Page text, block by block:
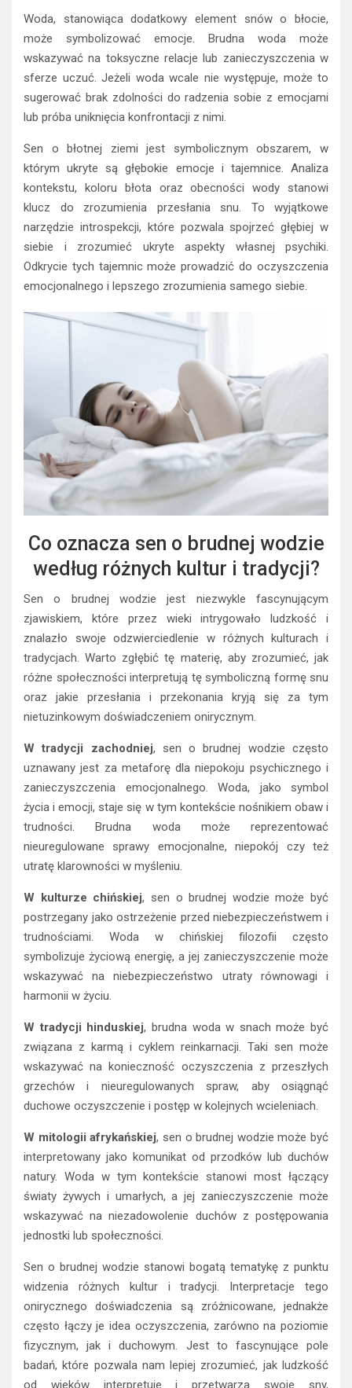
Woda, stanowiąca dodatkowy element snów o błocie,
może symbolizować emocje. Brudna woda może
wskazywać na toksyczne relacje lub zanieczyszczenia w
sferze uczuć. Jeżeli woda wcale nie występuje, może to
sugerować brak zdolności do radzenia sobie z emocjami
lub próba uniknięcia konfrontacji z nimi.
Sen o błotnej ziemi jest symbolicznym obszarem, w
którym ukryte są głębokie emocje i tajemnice. Analiza
kontekstu, koloru błota oraz obecności wody stanowi
klucz do zrozumienia przesłania snu. To wyjątkowe
narzędzie introspekcji, które pozwala spojrzeć głębiej w
siebie i zrozumieć ukryte aspekty własnej psychiki.
Odkrycie tych tajemnic może prowadzić do oczyszczenia
emocjonalnego i lepszego zrozumienia samego siebie.
Co oznacza sen o brudnej wodzie
według różnych kultur i tradycji?
Sen o brudnej wodzie jest niezwykle fascynującym
zjawiskiem, które przez wieki intrygowało ludzkość i
znalazło swoje odzwierciedlenie w różnych kulturach i
tradycjach. Warto zgłębić tę materię, aby zrozumieć, jak
różne społeczności interpretują tę symboliczną formę snu
oraz jakie przesłania i przekonania kryją się za tym
nietuzinkowym doświadczeniem onirycznym.
W tradycji zachodniej, sen o brudnej wodzie często
uznawany jest za metaforę dla niepokoju psychicznego i
zanieczyszczenia emocjonalnego. Woda, jako symbol
życia i emocji, staje się w tym kontekście nośnikiem obaw i
trudności. Brudna woda może reprezentować
nieuregulowane sprawy emocjonalne, niepokój czy też
utratę klarowności w myśleniu.
W kulturze chińskiej, sen o brudnej wodzie może być
postrzegany jako ostrzeżenie przed niebezpieczeństwem i
trudnościami. Woda w chińskiej filozofii często
symbolizuje życiową energię, a jej zanieczyszczenie może
wskazywać na niebezpieczeństwo utraty równowagi i
harmonii w życiu.
W tradycji hinduskiej, brudna woda w snach może być
związana z karmą i cyklem reinkarnacji. Taki sen może
wskazywać na konieczność oczyszczenia z przeszłych
grzechów i nieuregulowanych spraw, aby osiągnąć
duchowe oczyszczenie i postęp w kolejnych wcieleniach.
W mitologii afrykańskiej, sen o brudnej wodzie może być
interpretowany jako komunikat od przodków lub duchów
natury. Woda w tym kontekście stanowi most łączący
światy żywych i umarłych, a jej zanieczyszczenie może
wskazywać na niezadowolenie duchów z postępowania
jednostki lub społeczności.
Sen o brudnej wodzie stanowi bogatą tematykę z punktu
widzenia różnych kultur i tradycji. Interpretacje tego
onirycznego doświadczenia są zróżnicowane, jednakże
często łączy je idea oczyszczenia, zarówno na poziomie
fizycznym, jak i duchowym. Jest to fascynujące pole
badań, które pozwala nam lepiej zrozumieć, jak ludzkość
od wieków interpretuje i przetwarza swoje sny,